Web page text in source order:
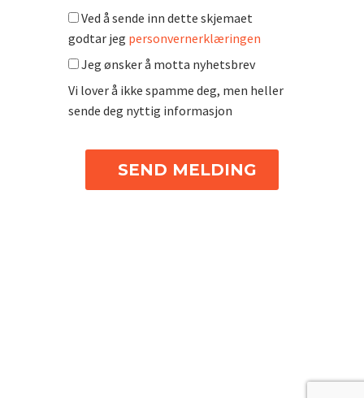
Ved å sende inn dette skjemaet
godtar jeg personvernerklæringen
Jeg ønsker å motta nyhetsbrev
Vi lover å ikke spamme deg, men heller
sende deg nyttig informasjon